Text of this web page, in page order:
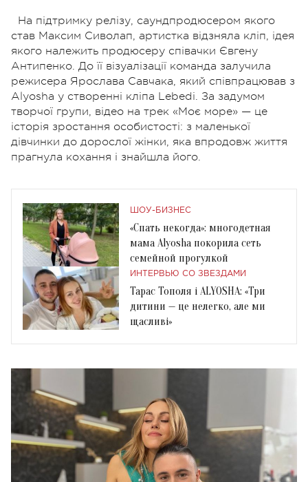
На підтримку релізу, саундпродюсером якого
став Максим Сиволап, артистка відзняла кліп, ідея
якого належить продюсеру співачки Євгену
Антипенко. До її візуалізації команда залучила
режисера Ярослава Савчака, який співпрацював з
Alyosha у створенні кліпа Lebedi. За задумом
творчої групи, відео на трек «Моє море» — це
історія зростання особистості: з маленької
дівчинки до дорослої жінки, яка впродовж життя
прагнула кохання і знайшла його.
ШОУ-БИЗНЕС
«Спать некогда»: многодетная
мама Alyosha покорила сеть
семейной прогулкой
ИНТЕРВЬЮ СО ЗВЕЗДАМИ
Тарас Тополя і ALYOSHA: «Три
дитини — це нелегко, але ми
щасливі»